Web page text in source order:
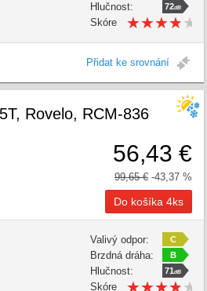
Hlučnost: 72dB
Skóre
★★★★★
★★★★★
Přidat ke srovnání
Rovelo, RCM-836
56,43 €
99,65 € -43,37 %
Valivý odpor: C
Brzdná dráha: B
Hlučnost: 71dB
Skóre ★★★★★
★★★★★